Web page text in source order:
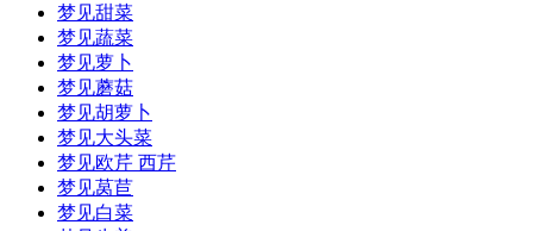
梦见甜菜
梦见蔬菜
梦见萝卜
梦见蘑菇
梦见胡萝卜
梦见大头菜
梦见欧芹 西芹
梦见莴苣
梦见白菜